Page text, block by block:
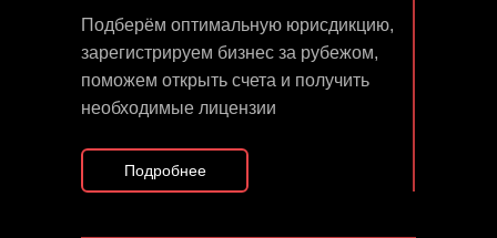
Подберём оптимальную юрисдикцию,
зарегистрируем бизнес за рубежом,
поможем открыть счета и получить
необходимые лицензии
Подробнее